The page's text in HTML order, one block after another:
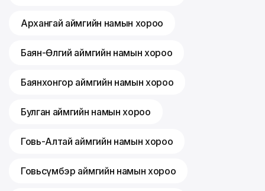
Архангай аймгийн намын хороо
Баян-Өлгий аймгийн намын хороо
Баянхонгор аймгийн намын хороо
Булган аймгийн намын хороо
Говь-Алтай аймгийн намын хороо
Говьсүмбэр аймгийн намын хороо